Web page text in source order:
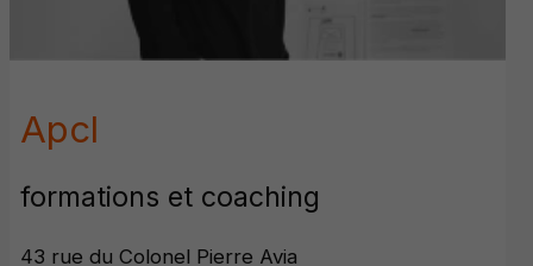
Apcl
formations et coaching
43 rue du Colonel Pierre Avia